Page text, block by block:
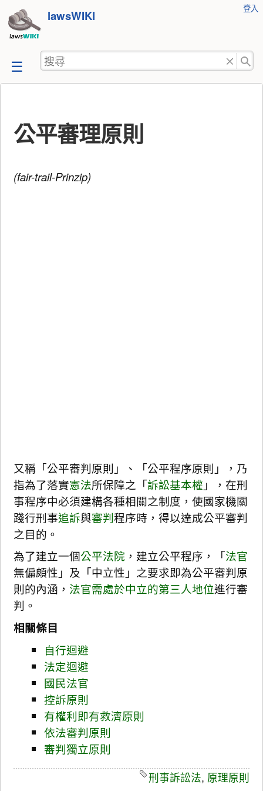
跳
至
容
lawsWIKI
工
登入
搜
尋
公平審理原則
(fair-trail-Prinzip)
又稱「公平審判原則」、「公平程序原則」，乃
指為了落實憲法所保障之「訴訟基本權 」，在刑
事程序中必須建構各種相關之制度，使國家機關
踐行刑事追訴與審判程序時，得以達成公平審判
之目的。
為了建立一個公平法院 ，建立公平程序，「法官
無偏頗性」及「中立性」之要求即為公平審判原
則的內涵， 法官需處於中立的第三人地位進行審
判。
相關條目
自行迴避
法定迴避
國民法官
控訴原則
有權利即有救濟原則
依法審判原則
審判獨立原則
刑事訴訟法, 原理原則